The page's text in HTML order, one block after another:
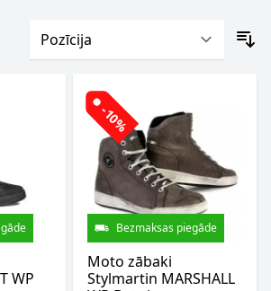
WP
-10%
Bezmaksas piegāde
Moto zābaki
Stylmartin MARSHALL